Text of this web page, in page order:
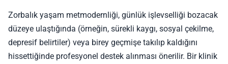
Zorbalık yaşam metmodernliği, günlük işlevselliği bozacak
düzeye ulaştığında (örneğin, sürekli kaygı, sosyal çekilme,
depresif belirtiler) veya birey geçmişe takılıp kaldığını
hissettiğinde profesyonel destek alınması önerilir. Bir klinik